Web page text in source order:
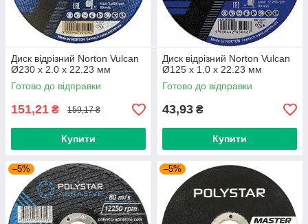
Диск відрізний Norton Vulcan
Ø230 х 2.0 х 22.23 мм
Готово до відправки
151,21 ₴ 159,17 ₴
Купити
Диск відрізний Norton Vulcan
Ø125 х 1.0 х 22.23 мм
Готово до відправки
43,93 ₴
Купити
–5% –5%